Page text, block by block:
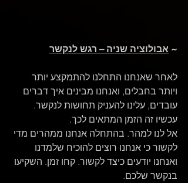
~ אבולוציה שניה – רגש לנקשר
לאחר שאנחנו התחלנו להתמקצע יותר
ויותר בחבלים, ואנחנו מבינים איך דברים
עובדים, עלינו להעניק תחושות לנקשר.
עכשיו זה הזמן המתאים לכך.
אל לנו למהר. בהתחלה אנחנו ממהרים מדי
לקשור כי אנחנו רוצים להוכיח שלמדנו
ואנחנו יודעים כיצד לקשור. קחו זמן. השקיעו
בנקשר שלכם.